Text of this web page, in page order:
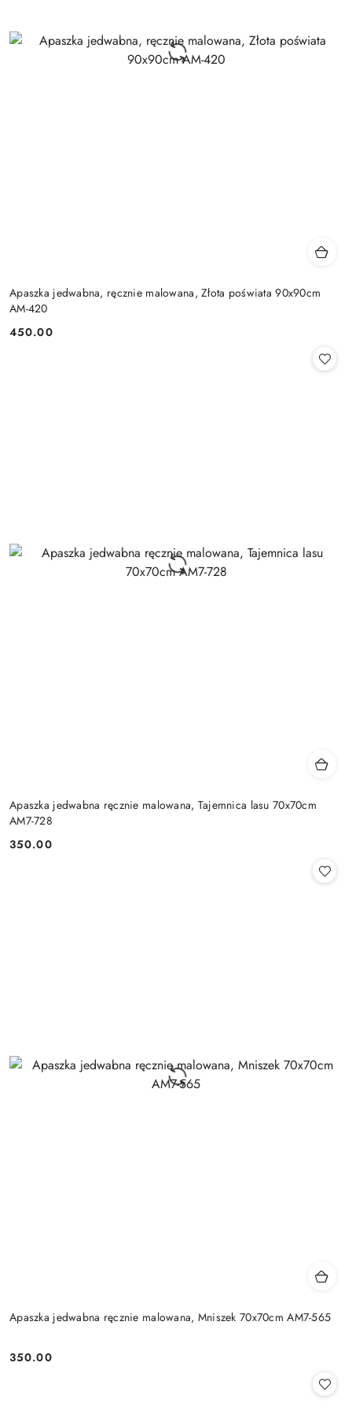
Apaszka jedwabna, ręcznie malowana, Złota poświata 90x90cm
AM-420
Cena:
450.00
Apaszka jedwabna ręcznie malowana, Tajemnica lasu 70x70cm
AM7-728
Cena:
350.00
Apaszka jedwabna ręcznie malowana, Mniszek 70x70cm AM7-565
Cena:
350.00